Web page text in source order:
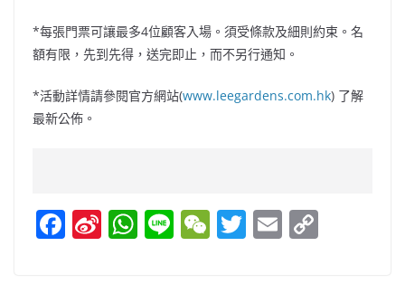
*每張門票可讓最多4位顧客入場。須受條款及細則約束。名
額有限，先到先得，送完即止，而不另行通知。
*活動詳情請參閱官方網站(www.leegardens.com.hk) 了解
最新公佈。
F Si W Li W T E